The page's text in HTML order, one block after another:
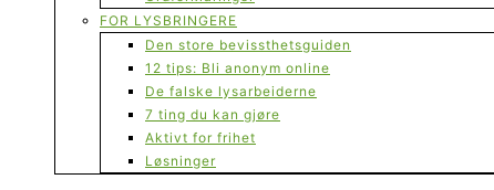
FOR LYSBRINGERE
Den store bevissthetsguiden
12 tips: Bli anonym online
De falske lysarbeiderne
7 ting du kan gjøre
Aktivt for frihet
Løsninger